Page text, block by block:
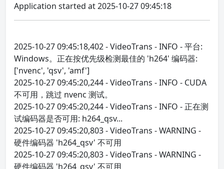
Application started at 2025-10-27 09:45:18
2025-10-27 09:45:18,402 - VideoTrans - INFO - 平台:
Windows。正在按优先级检测最佳的 'h264' 编码器:
['nvenc', 'qsv', 'amf']
2025-10-27 09:45:20,244 - VideoTrans - INFO - CUDA
不可用，跳过 nvenc 测试。
2025-10-27 09:45:20,244 - VideoTrans - INFO - 正在测
试编码器是否可用: h264_qsv...
2025-10-27 09:45:20,803 - VideoTrans - WARNING -
硬件编码器 'h264_qsv' 不可用
2025-10-27 09:45:20,803 - VideoTrans - WARNING -
硬件编码器 'h264_qsv' 不可用